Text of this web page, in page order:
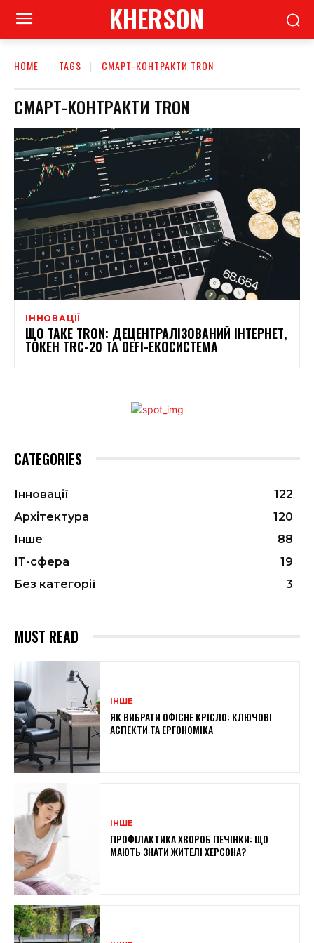
KHERSON
HOME TAGS СМАРТ-КОНТРАКТИ TRON
СМАРТ-КОНТРАКТИ TRON
ІННОВАЦІЇ
ЩО ТАКЕ TRON: ДЕЦЕНТРАЛІЗОВАНИЙ ІНТЕРНЕТ,
ТОКЕН TRC-20 ТА DEFI-ЕКОСИСТЕМА
CATEGORIES
Інновації
122
Архітектура
120
Інше
88
ІТ-сфера
19
Без категорії
3
MUST READ
ІНШЕ
ЯК ВИБРАТИ ОФІСНЕ КРІСЛО: КЛЮЧОВІ
АСПЕКТИ ТА ЕРГОНОМІКА
ІНШЕ
ПРОФІЛАКТИКА ХВОРОБ ПЕЧІНКИ: ЩО
МАЮТЬ ЗНАТИ ЖИТЕЛІ ХЕРСОНА?